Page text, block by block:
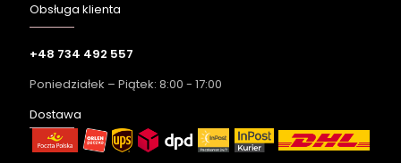
Obsługa klienta
+48 734 492 557
Poniedziałek – Piątek: 8:00 - 17:00
Dostawa